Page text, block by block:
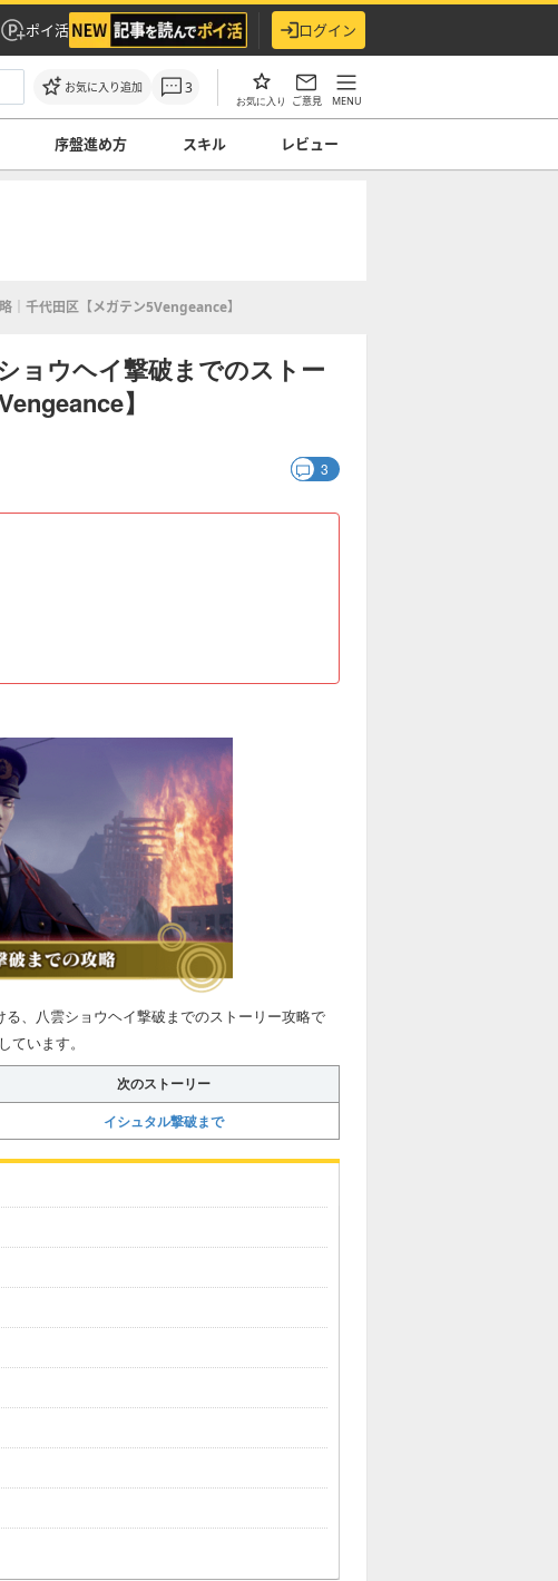
ポイ活 ログイン
お気に入り追加 3
お気に入り ご意見 MENU
序盤進め方 スキル レビュー
｜千代田区【メガテン5Vengeance】
ョウヘイ撃破までのストー
】
3
、八雲ショウヘイ撃破までのストーリー攻略で
います。
次のストーリー
イシュタル撃破まで